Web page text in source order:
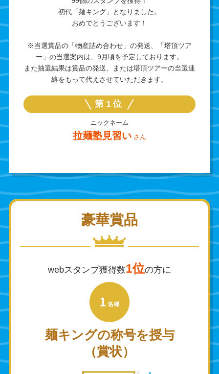
初代「麺キング」となりました。
おめでとうございます！
※当選賞品の「物産詰め合わせ」の発送、「塔頂ツア
ー」の当選案内は、9月頃を予定しております。
また抽選結果は賞品の発送、または塔頂ツアーの当選連
絡をもって代えさせていただきます。
第1位
ニックネーム
拉麺塾見習い さん
豪華賞品
webスタンプ獲得数1位の方に
麺キングの称号を授与
（賞状）